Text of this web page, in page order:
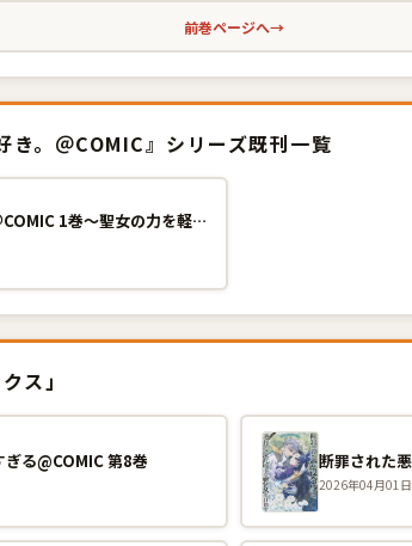
前巻ページへ→
き。＠COMIC』シリーズ既刊一覧
紅の魔術師に全てを注ぎます。好き。＠COMIC 1巻〜聖女の力を軽く見積もられ婚約破棄されました。後悔しても知りません〜
ス」
る@COMIC 第8巻
2026年04月01日